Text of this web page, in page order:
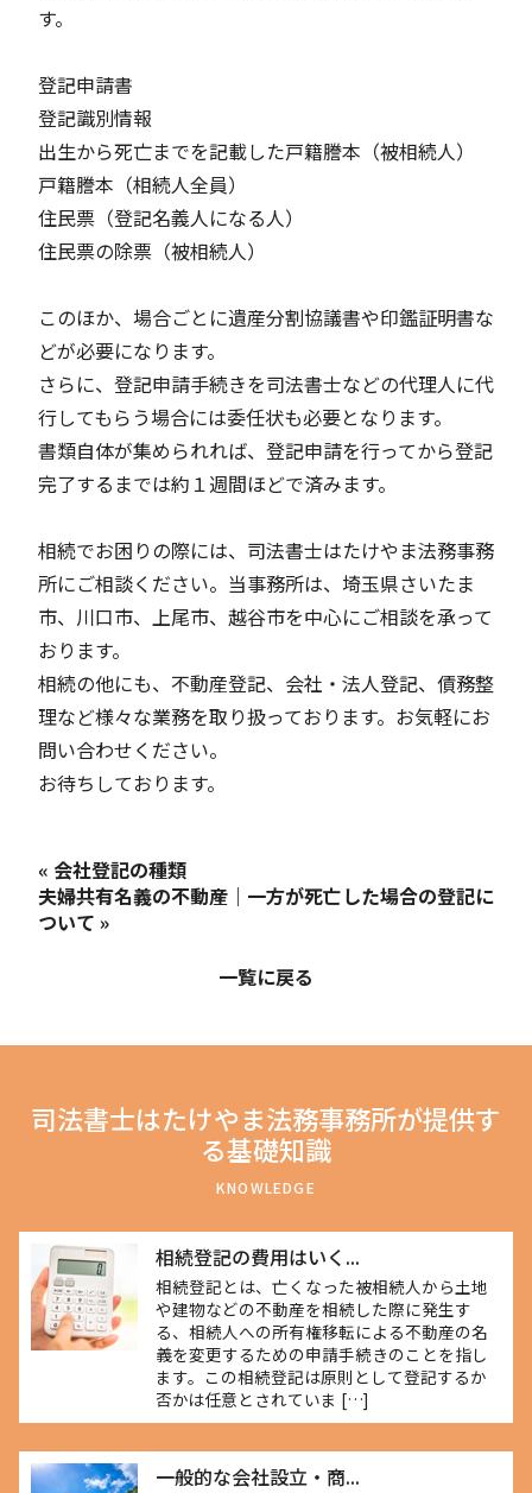
す。
登記申請書
登記識別情報
出生から死亡までを記載した戸籍謄本（被相続人）
戸籍謄本（相続人全員）
住民票（登記名義人になる人）
住民票の除票（被相続人）
このほか、場合ごとに遺産分割協議書や印鑑証明書な
どが必要になります。
さらに、登記申請手続きを司法書士などの代理人に代
行してもらう場合には委任状も必要となります。
書類自体が集められれば、登記申請を行ってから登記
完了するまでは約１週間ほどで済みます。
相続でお困りの際には、司法書士はたけやま法務事務
所にご相談ください。当事務所は、埼玉県さいたま
市、川口市、上尾市、越谷市を中心にご相談を承って
おります。
相続の他にも、不動産登記、会社・法人登記、債務整
理など様々な業務を取り扱っております。お気軽にお
問い合わせください。
お待ちしております。
« 会社登記の種類
夫婦共有名義の不動産｜一方が死亡した場合の登記に
ついて »
一覧に戻る
司法書士はたけやま法務事務所が提供す
る基礎知識
KNOWLEDGE
相続登記の費用はいく...
相続登記とは、亡くなった被相続人から土地
や建物などの不動産を相続した際に発生す
る、相続人への所有権移転による不動産の名
義を変更するための申請手続きのことを指し
ます。この相続登記は原則として登記するか
否かは任意とされていま […]
一般的な会社設立・商...